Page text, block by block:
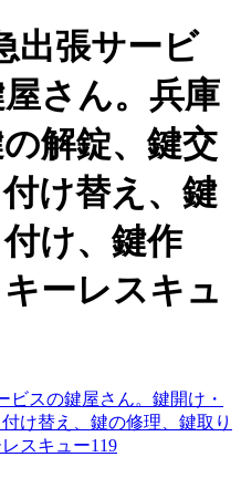
出張サービ
さん。兵庫
解錠、鍵交
け替え、鍵
け、鍵作
ーレスキュ
ビスの鍵屋さん。鍵開け・
け替え、鍵の修理、鍵取り
スキュー119